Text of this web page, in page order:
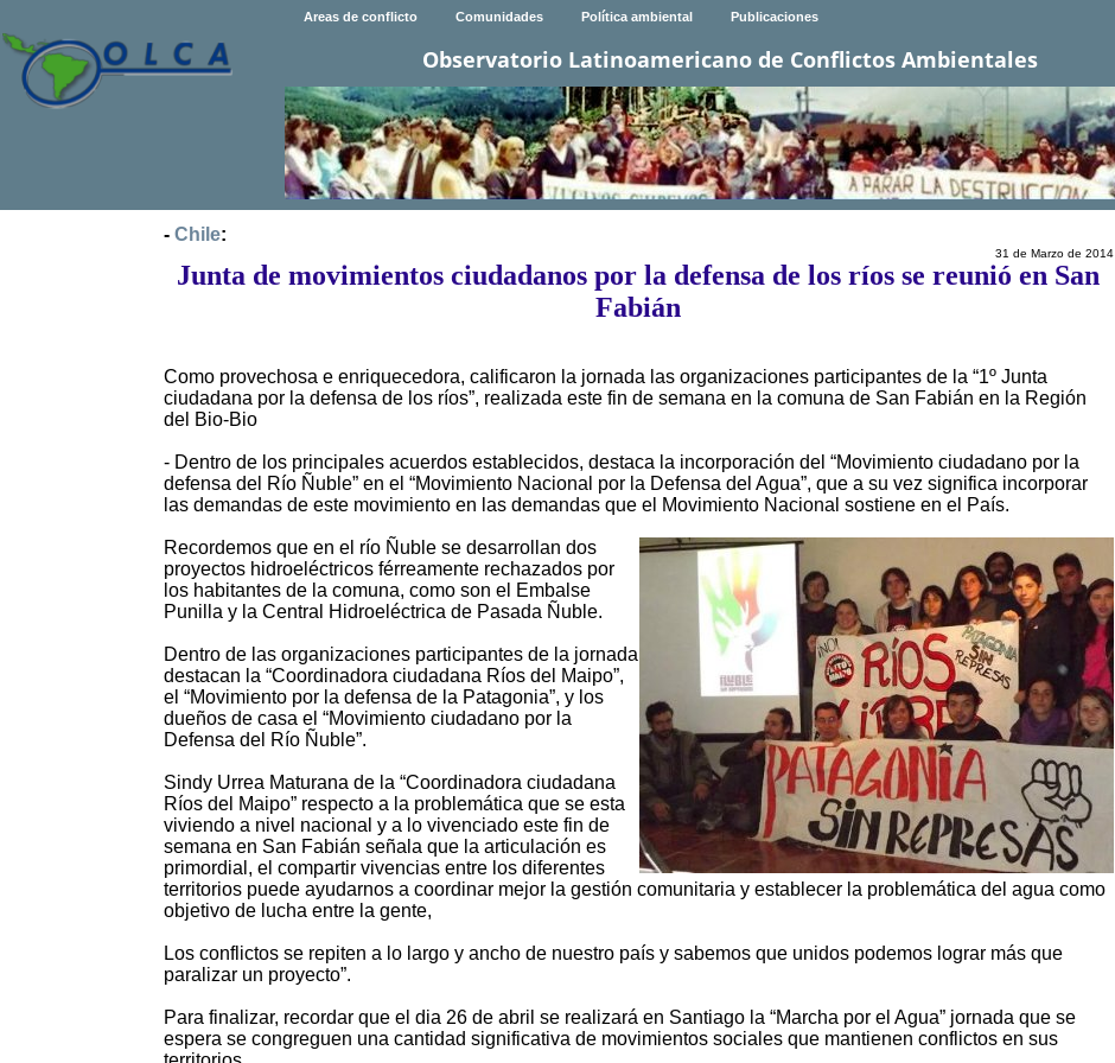
Areas de conflicto Comunidades Política ambiental Publicaciones
Observatorio Latinoamericano de Conflictos Ambientales
- Chile:
31 de Marzo de 2014
Junta de movimientos ciudadanos por la defensa de los ríos se reunió en San
Fabián
Como provechosa e enriquecedora, calificaron la jornada las organizaciones participantes de la “1º Junta
ciudadana por la defensa de los ríos”, realizada este fin de semana en la comuna de San Fabián en la Región
del Bio-Bio
- Dentro de los principales acuerdos establecidos, destaca la incorporación del “Movimiento ciudadano por la
defensa del Río Ñuble” en el “Movimiento Nacional por la Defensa del Agua”, que a su vez significa incorporar
las demandas de este movimiento en las demandas que el Movimiento Nacional sostiene en el País.
Recordemos que en el río Ñuble se desarrollan dos
proyectos hidroeléctricos férreamente rechazados por
los habitantes de la comuna, como son el Embalse
Punilla y la Central Hidroeléctrica de Pasada Ñuble.
Dentro de las organizaciones participantes de la jornada
destacan la “Coordinadora ciudadana Ríos del Maipo”,
el “Movimiento por la defensa de la Patagonia”, y los
dueños de casa el “Movimiento ciudadano por la
Defensa del Río Ñuble”.
Sindy Urrea Maturana de la “Coordinadora ciudadana
Ríos del Maipo” respecto a la problemática que se esta
viviendo a nivel nacional y a lo vivenciado este fin de
semana en San Fabián señala que la articulación es
primordial, el compartir vivencias entre los diferentes
territorios puede ayudarnos a coordinar mejor la gestión comunitaria y establecer la problemática del agua como
objetivo de lucha entre la gente,
Los conflictos se repiten a lo largo y ancho de nuestro país y sabemos que unidos podemos lograr más que
paralizar un proyecto”.
Para finalizar, recordar que el dia 26 de abril se realizará en Santiago la “Marcha por el Agua” jornada que se
espera se congreguen una cantidad significativa de movimientos sociales que mantienen conflictos en sus